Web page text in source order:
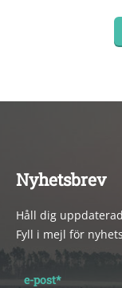
Nyhetsbrev
Håll dig
Fyll i mejl för
e-post*